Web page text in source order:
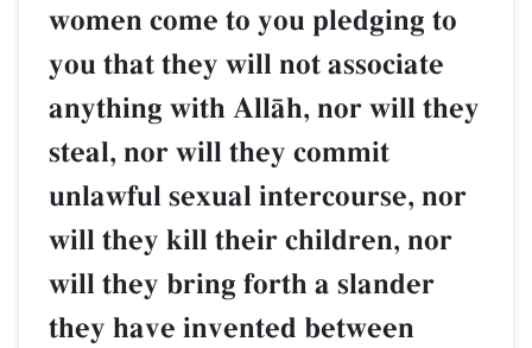
women come to you pledging to
you that they will not associate
anything with AllŒh, nor will they
steal, nor will they commit
unlawful sexual intercourse, nor
will they kill their children, nor
will they bring forth a slander
they have invented between